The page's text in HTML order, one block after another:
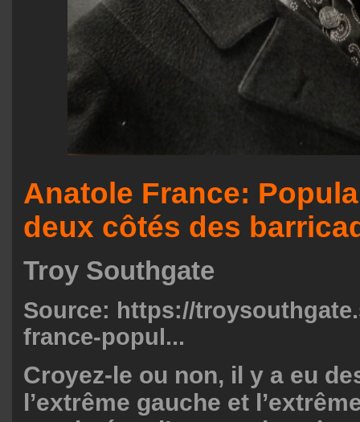
Anatole France:
deux côtés des
Troy Southgate
Source: https://
france-popul...
Croyez-le ou non, il y a eu
l’extrême gauche et